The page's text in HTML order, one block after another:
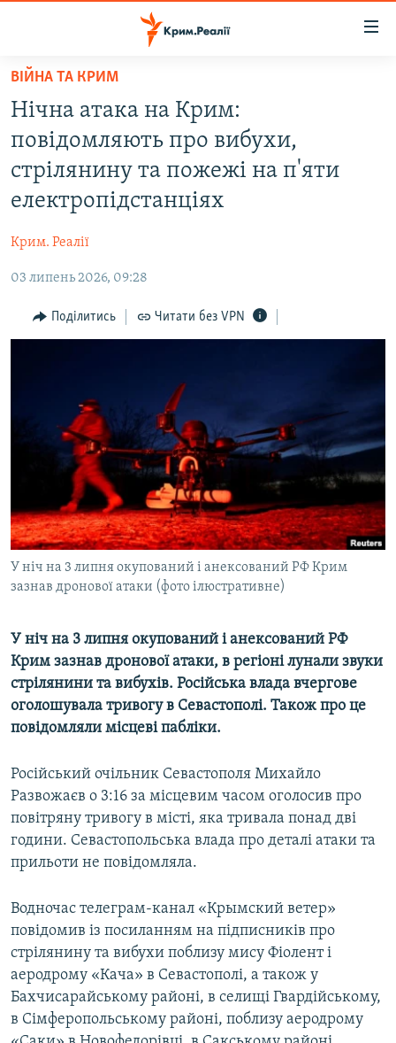
Перейти
основного
матеріалу
Перейти
до
основної
Перейти
до
ВІДЕО ТА ФОТО
ПОГЛЯД
ІНТЕРВ'Ю
ВСЕ ЗА ДЕНЬ
ВІДЕОУРОКИ «ELIFBE»
СВІДЧЕННЯ ОКУПАЦІЇ
УКРАЇНСЬКА ПРОБЛЕМА КРИМУ
ІНФОГРАФІКА
ЯК ОБІЙТИ БЛОКУВАННЯ
Русский
Qırımtatar
ДОЛУЧАЙСЯ!
Усі сайти RFE/RL
ВІЙНА ТА КРИМ
Нічна атака на Крим:
повідомляють про вибухи,
стрілянину та пожежі на п'яти
електропідстанціях
Крим. Реалії
03 липень 2026, 09:28
Поділитись Читати без VPN
У ніч на 3 липня окупований і анексований РФ Крим
зазнав дронової атаки (фото ілюстративне)
У ніч на 3 липня окупований і анексований РФ
Крим зазнав дронової атаки, в регіоні лунали звуки
стрілянини та вибухів. Російська влада вчергове
оголошувала тривогу в Севастополі. Також про це
повідомляли місцеві пабліки.
Російський очільник Севастополя Михайло
Развожаєв о 3:16 за місцевим часом оголосив про
повітряну тривогу в місті, яка тривала понад дві
години. Севастопольська влада про деталі атаки та
прильоти не повідомляла.
Водночас телеграм-канал «Крымский ветер»
повідомив із посиланням на підписників про
стрілянину та вибухи поблизу мису Фіолент і
аеродрому «Кача» в Севастополі, а також у
Бахчисарайському районі, в селищі Гвардійському,
в Сімферопольському районі, поблизу аеродрому